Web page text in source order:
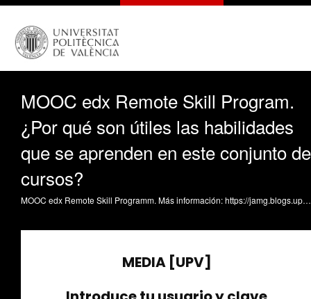
MOOC edx Remote Skill Program.
¿Por qué son útiles las habilidades
que se aprenden en este conjunto de
cursos?
MOOC edx Remote Skill Programm. Más información: https://jamg.blogs.upv.es/2022/05/08/3370/ Spanish version: ¿Por qué son útiles las habilidades que se aprenden en este conjunto de cursos? El futuro inmediato será cada vez más digital. Nuestros cursos ayudarán a las personas que ocupan puestos de mando o que participan en equipos de trabajo a adaptar las competencias de trabajo en equipo, liderazgo y comunicación efectiva a entornos remotos donde son aún más esenciales y complejas de desempeñar. English version: Why are the skills taught in this course valuable for learners? The immediate future will be increasingly digital. Our courses will help people who hold leadership positions or participate in work teams to improve teamwork, leadership, and effective communication competencies in remote environments where they are even more essential and complex to perform.